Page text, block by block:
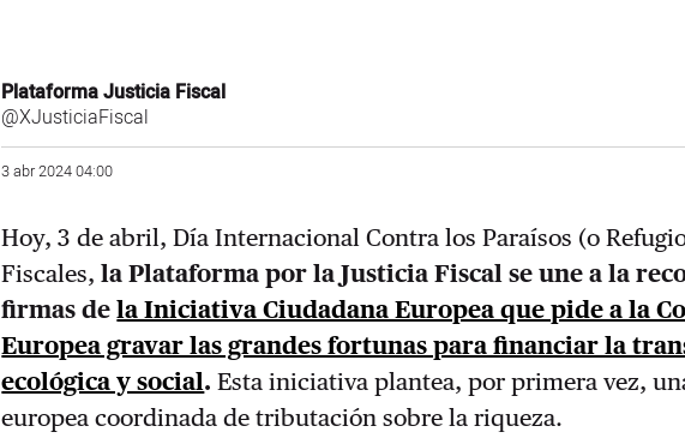
Plataforma Justicia Fiscal
@XJusticiaFiscal
3 abr 2024 04:00
Hoy, 3 de abril, Día Internacional Contra los Paraísos (o
Fiscales,la Plataforma por la Justicia Fiscal se une a la
firmas dela Iniciativa Ciudadana Europea que pide a la
Europea gravar las grandes fortunas para financiar la
ecológica y social. Esta iniciativa plantea, por primera vez,
europea coordinada de tributación sobre la riqueza.